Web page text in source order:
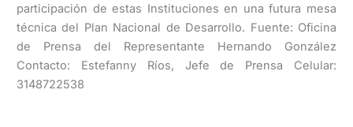
participación de estas Instituciones en una futura mesa
técnica del Plan Nacional de Desarrollo. Fuente: Oficina
de Prensa del Representante Hernando González
Contacto: Estefanny Ríos, Jefe de Prensa Celular:
3148722538